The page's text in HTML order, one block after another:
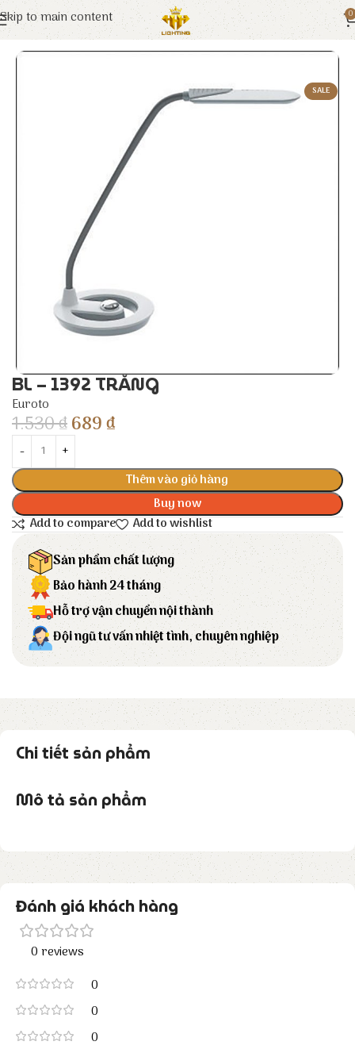
Skip to main content 0
Trang chủ Euroto Đèn Trang Trí
SALE
BL – 1392 TRẮNG
Euroto
1.530₫689₫
Thêm vào giỏ hàng
Buy now
Add to compare
Add to wishlist
Sản phẩm chất lượng
Bảo hành 24 tháng
Hỗ trợ vận chuyển nội thành
Đội ngũ tư vấn nhiệt tình, chuyên nghiệp
Chi tiết sản phẩm
Mô tả sản phẩm
Đánh giá khách hàng
0 reviews
0
0
0